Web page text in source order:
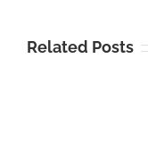
Related Posts